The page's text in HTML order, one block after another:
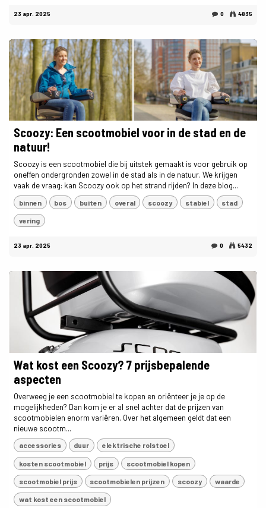
23 apr. 2025 0 4835
Scoozy: Een scootmobiel voor in de stad en de
natuur!
Scoozy is een scootmobiel die bij uitstek gemaakt is voor gebruik op
oneffen ondergronden zowel in de stad als in de natuur. We krijgen
vaak de vraag: kan Scoozy ook op het strand rijden? In deze blog...
binnen bos buiten overal scoozy stabiel stad
vering
23 apr. 2025 0 5432
Wat kost een Scoozy? 7 prijsbepalende
aspecten
Overweeg je een scootmobiel te kopen en oriënteer je je op de
mogelijkheden? Dan kom je er al snel achter dat de prijzen van
scootmobielen enorm variëren. Over het algemeen geldt dat een
nieuwe scootm...
accessories duur elektrische rolstoel
kosten scootmobiel prijs scootmobiel kopen
scootmobiel prijs scootmobielen prijzen scoozy waarde
wat kost een scootmobiel